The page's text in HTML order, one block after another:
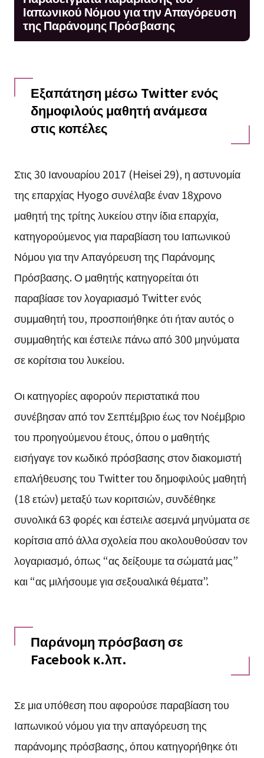
Ιαπωνικού Νόμου για την Απαγόρευση
της Παράνομης Πρόσβασης
Εξαπάτηση μέσω Twitter ενός
δημοφιλούς μαθητή ανάμεσα
στις κοπέλες
Στις 30 Ιανουαρίου 2017 (Heisei 29), η αστυνομία
της επαρχίας Hyogo συνέλαβε έναν 18χρονο
μαθητή της τρίτης λυκείου στην ίδια επαρχία,
κατηγορούμενος για παραβίαση του Ιαπωνικού
Νόμου για την Απαγόρευση της Παράνομης
Πρόσβασης. Ο μαθητής κατηγορείται ότι
παραβίασε τον λογαριασμό Twitter ενός
συμμαθητή του, προσποιήθηκε ότι ήταν αυτός ο
συμμαθητής και έστειλε πάνω από 300 μηνύματα
σε κορίτσια του λυκείου.
Οι κατηγορίες αφορούν περιστατικά που
συνέβησαν από τον Σεπτέμβριο έως τον Νοέμβριο
του προηγούμενου έτους, όπου ο μαθητής
εισήγαγε τον κωδικό πρόσβασης στον διακομιστή
επαλήθευσης του Twitter του δημοφιλούς μαθητή
(18 ετών) μεταξύ των κοριτσιών, συνδέθηκε
συνολικά 63 φορές και έστειλε ασεμνά μηνύματα σε
κορίτσια από άλλα σχολεία που ακολουθούσαν τον
λογαριασμό, όπως “ας δείξουμε τα σώματά μας”
και “ας μιλήσουμε για σεξουαλικά θέματα”.
Παράνομη πρόσβαση σε
Facebook κ.λπ.
Σε μια υπόθεση που αφορούσε παραβίαση του
Ιαπωνικού νόμου για την απαγόρευση της
παράνομης πρόσβασης, όπου κατηγορήθηκε ότι